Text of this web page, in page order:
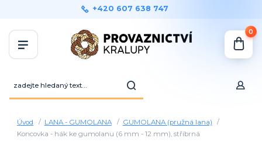
+420 607 638 747
0
Úvod LANA - GUMOLANA
GUMOLANA (pružná lana)
Koncovka - hák ke gumolanu (6 mm - 12 mm), stříbrná